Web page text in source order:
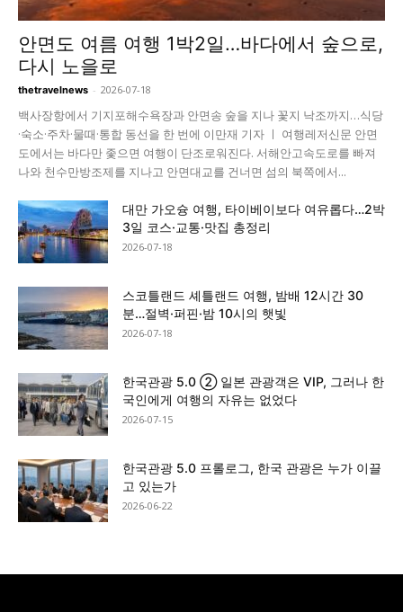
안면도 여름 여행 1박2일…바다에서 숲으로,
다시 노을로
thetravelnews - 2026-07-18
백사장항에서 기지포해수욕장과 안면송 숲을 지나 꽃지 낙조까지…식당
·숙소·주차·물때·통합 동선을 한 번에 이만재 기자 ㅣ 여행레저신문 안면
도에서는 바다만 좇으면 여행이 단조로워진다. 서해안고속도로를 빠져
나와 천수만방조제를 지나고 안면대교를 건너면 섬의 북쪽에서...
대만 가오슝 여행, 타이베이보다 여유롭다…2박
3일 코스·교통·맛집 총정리
2026-07-18
스코틀랜드 셰틀랜드 여행, 밤배 12시간 30
분…절벽·퍼핀·밤 10시의 햇빛
2026-07-18
한국관광 5.0 ② 일본 관광객은 VIP, 그러나 한
국인에게 여행의 자유는 없었다
2026-07-15
한국관광 5.0 프롤로그, 한국 관광은 누가 이끌
고 있는가
2026-06-22